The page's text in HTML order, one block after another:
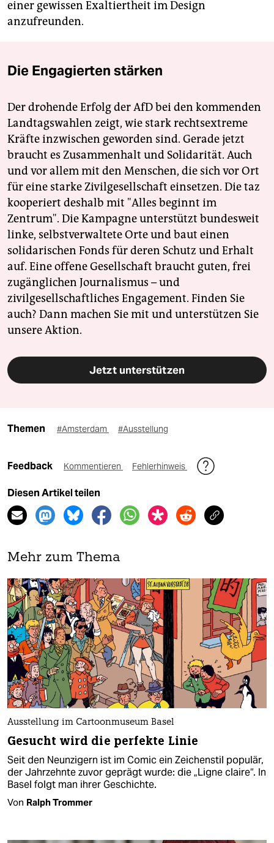
einer gewissen Exaltiertheit im Design
anzufreunden.
Die Engagierten stärken
Der drohende Erfolg der AfD bei den kommenden
Landtagswahlen zeigt, wie stark rechtsextreme
Kräfte inzwischen geworden sind. Gerade jetzt
braucht es Zusammenhalt und Solidarität. Auch
und vor allem mit den Menschen, die sich vor Ort
für eine starke Zivilgesellschaft einsetzen. Die taz
kooperiert deshalb mit "Alles beginnt im
Zentrum". Die Kampagne unterstützt bundesweit
linke, selbstverwaltete Orte und baut einen
solidarischen Fonds für deren Schutz und Erhalt
auf. Eine offene Gesellschaft braucht guten, frei
zugänglichen Journalismus – und
zivilgesellschaftliches Engagement. Finden Sie
auch? Dann machen Sie mit und unterstützen Sie
unsere Aktion.
Jetzt unterstützen
Themen #Amsterdam #Ausstellung
Feedback Kommentieren Fehlerhinweis
Diesen Artikel teilen
Mehr zum Thema
Ausstellung im Cartoonmuseum Basel
Gesucht wird die perfekte Linie
Seit den Neunzigern ist im Comic ein Zeichenstil populär,
der Jahrzehnte zuvor geprägt wurde: die „Ligne claire“. In
Basel folgt man ihrer Geschichte.
Von Ralph Trommer